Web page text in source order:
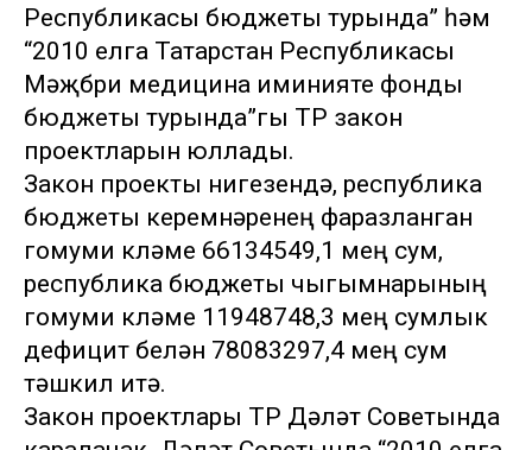
Республикасы бюджеты турында” һәм
“2010 елга Татарстан Республикасы
Мәҗбүри медицина иминияте фонды
бюджеты турында”гы ТР закон
проектларын юллады.
Закон проекты нигезендә, республика
бюджеты керемнәренең фаразланган
гомуми күләме 66134549,1 мең сум,
республика бюджеты чыгымнарының
гомуми күләме 11948748,3 мең сумлык
дефицит белән 78083297,4 мең сум
тәшкил итә.
Закон проектлары ТР Дәүләт Советында